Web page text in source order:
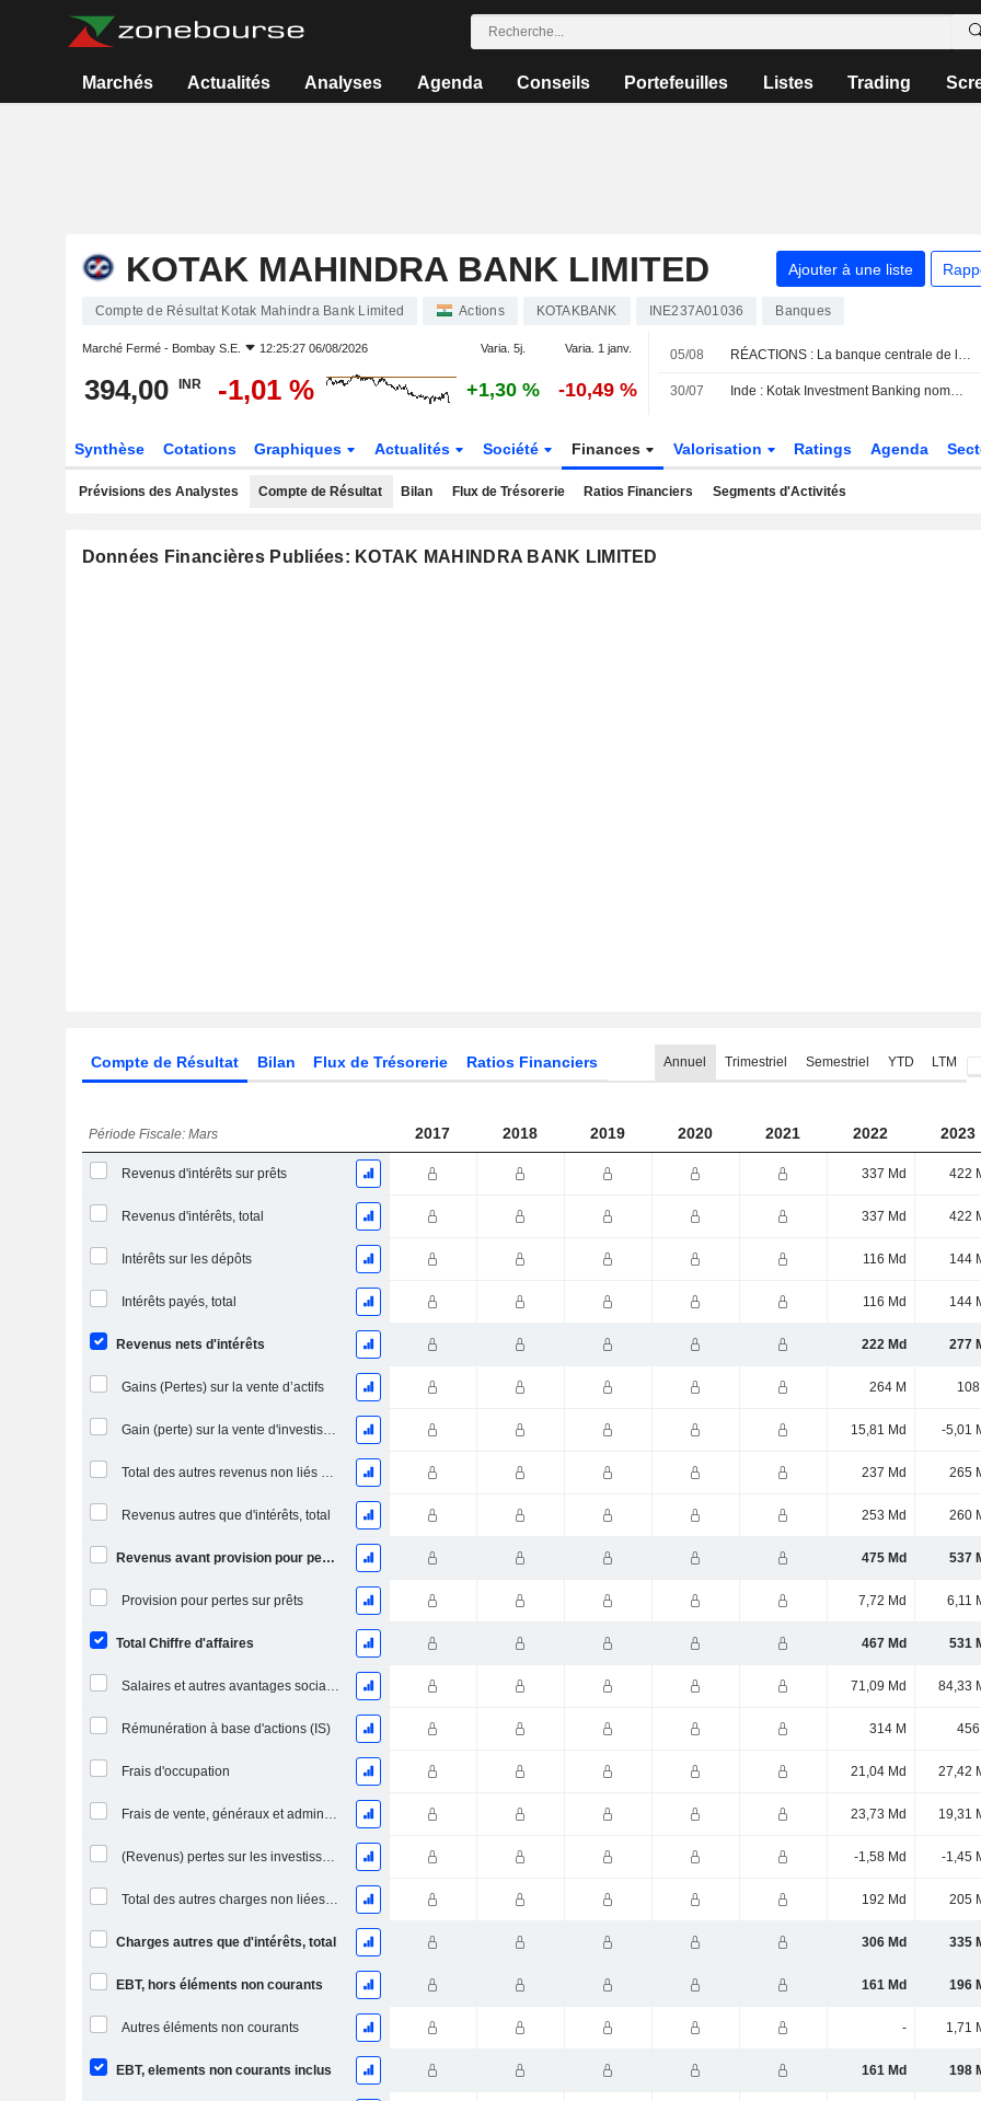
Marchés Actualités Analyses Agenda Conseils Portefeuilles Listes Trading
KOTAK MAHINDRA BANK LIMITED Ajouter à une liste
Compte de Résultat Kotak Mahindra Bank Limited Actions KOTAKBANK INE237A01036 Banques
Marché Fermé - Bombay S.E. 12:25:27 06/08/2026 Varia. 5j. Varia. 1 janv.
394,00 INR -1,01 % +1,30 % -10,49 %
05/08 RÉACTIONS : La banque centrale de l'Inde maintient ses taux comme prévu
30/07 Inde : Kotak Investment Banking nomme deux co-directeurs généraux
Synthèse Cotations Graphiques Actualités Société Finances Valorisation Ratings Agenda
Prévisions des Analystes Compte de Résultat Bilan Flux de Trésorerie Ratios Financiers Segments d'Activités
Données Financières Publiées: KOTAK MAHINDRA BANK LIMITED
Compte de Résultat Bilan Flux de Trésorerie Ratios Financiers Annuel Trimestriel Semestriel YTD LTM
Période Fiscale: Mars 2017 2018 2019 2020 2021 2022 2023
Revenus d'intérêts sur prêts 337 Md 422
Revenus d'intérêts, total 337 Md 422
Intérêts sur les dépôts 116 Md 144
Intérêts payés, total 116 Md 144
Revenus nets d'intérêts 222 Md 277
Gains (Pertes) sur la vente d’actifs 264 M 108
Gain (perte) sur la vente d'investissements et de titres - (Rev) 15,81 Md -5,01
Total des autres revenus non liés aux intérêts 237 Md 265
Revenus autres que d'intérêts, total 253 Md 260
Revenus avant provision pour pertes sur prêts 475 Md 537
Provision pour pertes sur prêts 7,72 Md 6,11
Total Chiffre d'affaires 467 Md 531
Salaires et autres avantages sociaux 71,09 Md 84,33
Rémunération à base d'actions (IS) 314 M 456
Frais d'occupation 21,04 Md 27,42
Frais de vente, généraux et administratifs, total 23,73 Md 19,31
(Revenus) pertes sur les investissements en actions -1,58 Md -1,45
Total des autres charges non liées aux intérêts 192 Md 205
Charges autres que d'intérêts, total 306 Md 335
EBT, hors éléments non courants 161 Md 196
Autres éléments non courants - 1,71
EBT, elements non courants inclus 161 Md 198